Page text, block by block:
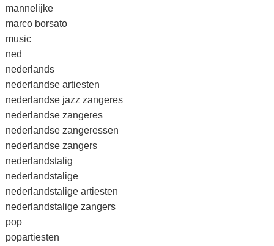
mannelijke
marco borsato
music
ned
nederlands
nederlandse artiesten
nederlandse jazz zangeres
nederlandse zangeres
nederlandse zangeressen
nederlandse zangers
nederlandstalig
nederlandstalige
nederlandstalige artiesten
nederlandstalige zangers
pop
popartiesten